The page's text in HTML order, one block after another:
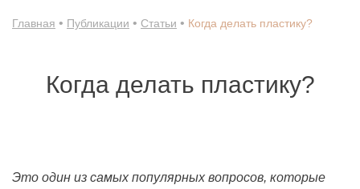
Главная • Публикации • Статьи • Когда делать пластику?
Когда делать пластику?
Это один из самых популярных вопросов, которые